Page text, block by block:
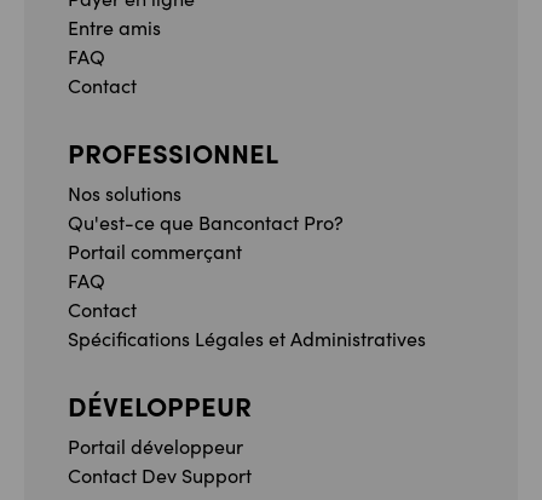
Entre amis
FAQ
Contact
PROFESSIONNEL
Nos solutions
Qu'est-ce que Bancontact Pro?
Portail commerçant
FAQ
Contact
Spécifications Légales et Administratives
DÉVELOPPEUR
Portail développeur
Contact Dev Support